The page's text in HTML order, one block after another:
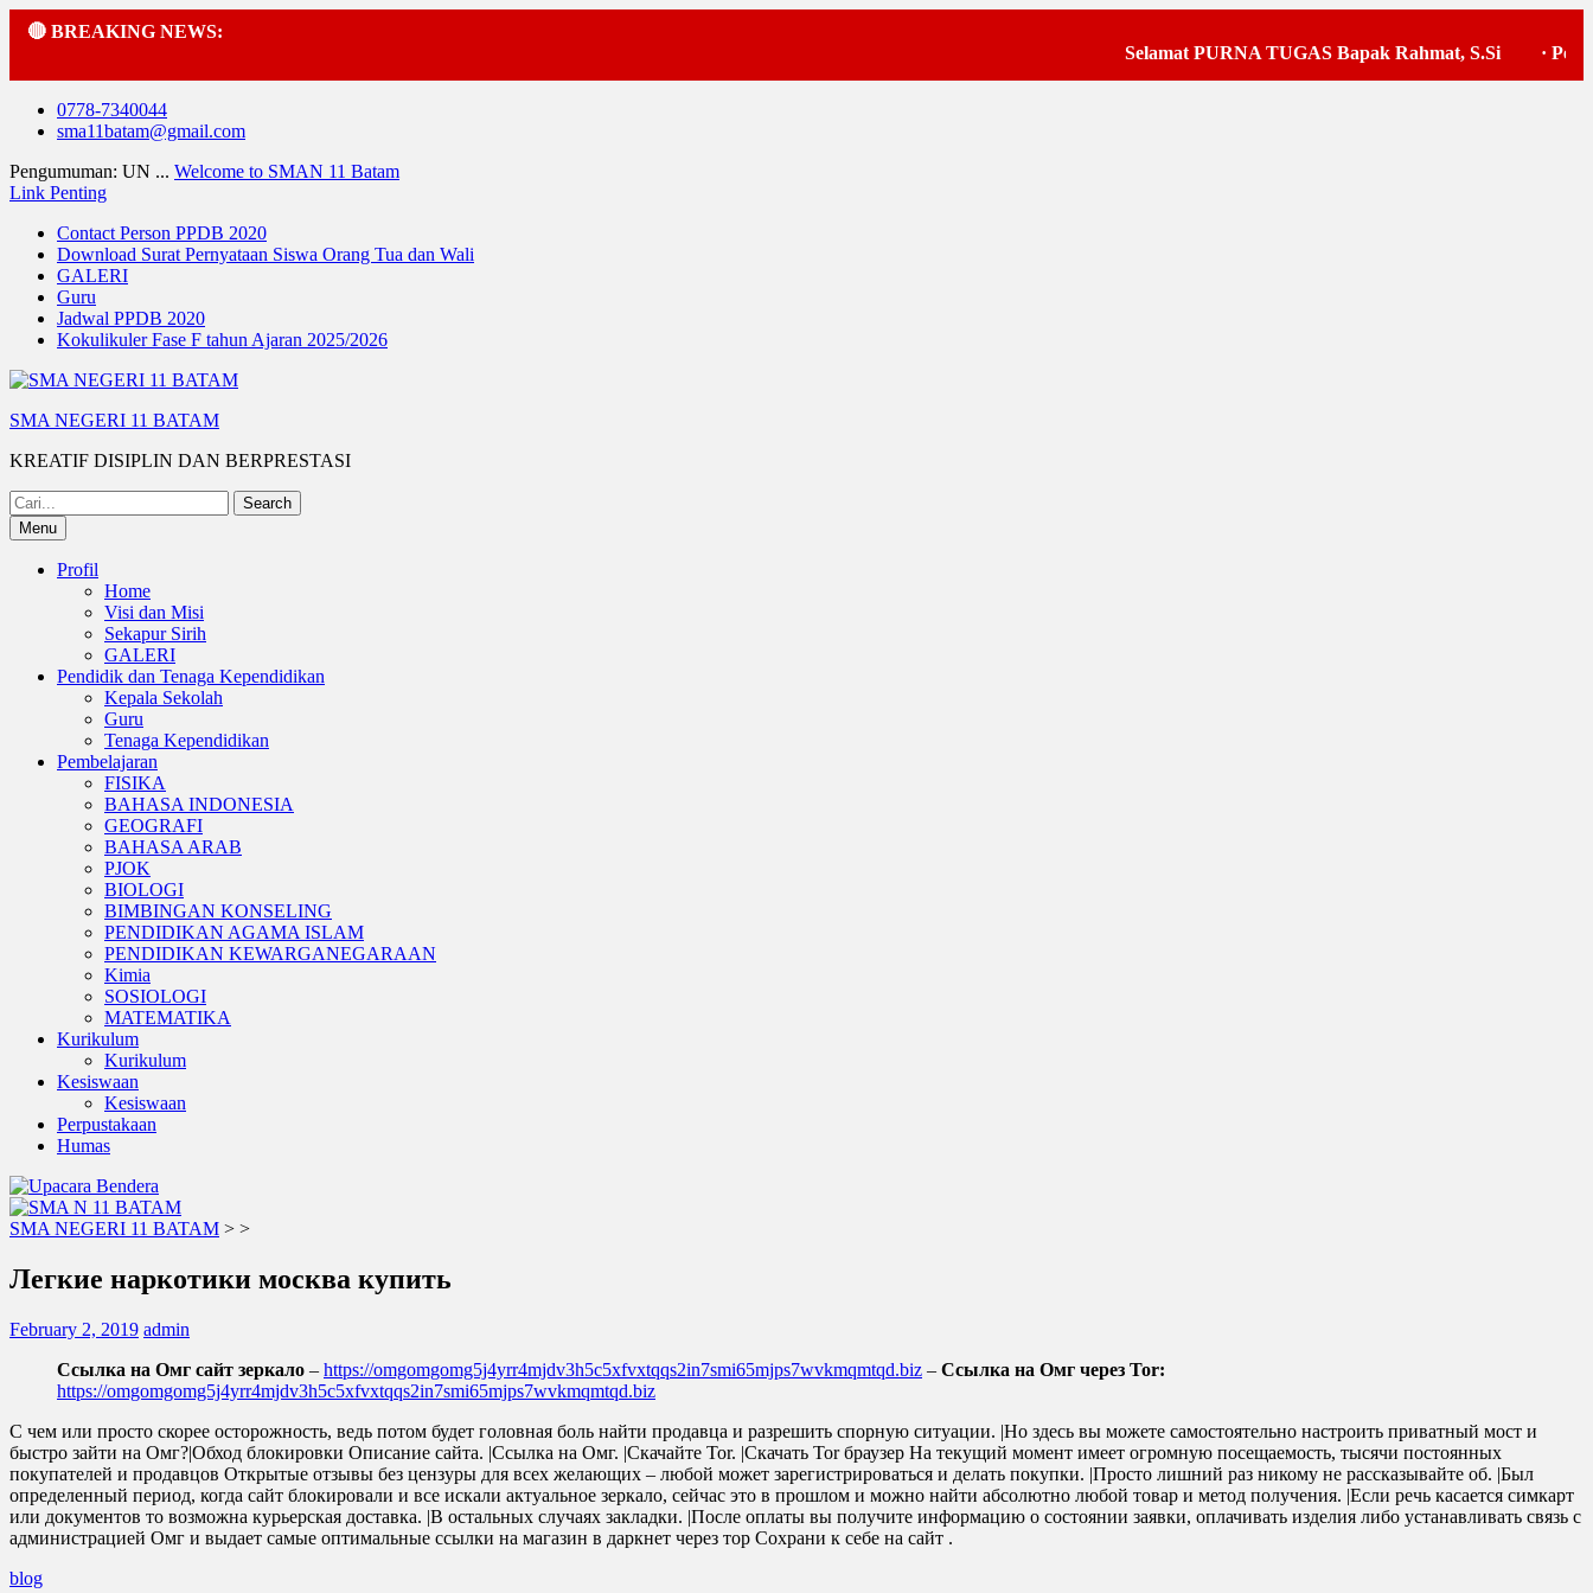
🔴 BREAKING NEWS:
Selamat PURNA TUGAS Bapak Rahmat, S.Si
·
Skip
0778-7340044
sma11batam@gmail.com
Pengumuman: UN ... Welcome to SMAN 11 Batam
Link Penting
Contact Person PPDB 2020
Download Surat Pernyataan Siswa Orang Tua dan Wali
GALERI
Guru
Jadwal PPDB 2020
Kokulikuler Fase F tahun Ajaran 2025/2026
SMA NEGERI 11 BATAM
KREATIF DISIPLIN DAN BERPRESTASI
Search
for:Menu
Profil
Home
Visi dan Misi
Sekapur Sirih
GALERI
Pendidik dan Tenaga Kependidikan
Kepala Sekolah
Guru
Tenaga Kependidikan
Pembelajaran
FISIKA
BAHASA INDONESIA
GEOGRAFI
BAHASA ARAB
PJOK
BIOLOGI
BIMBINGAN KONSELING
PENDIDIKAN AGAMA ISLAM
PENDIDIKAN KEWARGANEGARAAN
Kimia
SOSIOLOGI
MATEMATIKA
Kurikulum
Kurikulum
Kesiswaan
Kesiswaan
Perpustakaan
Humas
SMA NEGERI 11 BATAM > >
Легкие наркотики москва купить
February 2, 2019 admin
Ссылка на Омг сайт зеркало – https://omgomgomg5j4yrr4mjdv3h5c5xfvxtqqs2in7smi65mjps7wvkmqmtqd.biz – Ссылка на Омг через Tor:
https://omgomgomg5j4yrr4mjdv3h5c5xfvxtqqs2in7smi65mjps7wvkmqmtqd.biz
С чем или просто скорее осторожность, ведь потом будет головная боль найти продавца и разрешить спорную ситуации. |Но здесь вы можете самостоятельно настроить приватный мост и
быстро зайти на Омг?|Обход блокировки Описание сайта. |Ссылка на Омг. |Скачайте Tor. |Скачать Tor браузер На текущий момент имеет огромную посещаемость, тысячи постоянных
покупателей и продавцов Открытые отзывы без цензуры для всех желающих – любой может зарегистрироваться и делать покупки. |Просто лишний раз никому не рассказывайте об. |Был
определенный период, когда сайт блокировали и все искали актуальное зеркало, сейчас это в прошлом и можно найти абсолютно любой товар и метод получения. |Если речь касается симкарт
или документов то возможна курьерская доставка. |В остальных случаях закладки. |После оплаты вы получите информацию о состоянии заявки, оплачивать изделия либо устанавливать связь с
администрацией Омг и выдает самые оптимальные ссылки на магазин в даркнет через тор Сохрани к себе на сайт .
blog